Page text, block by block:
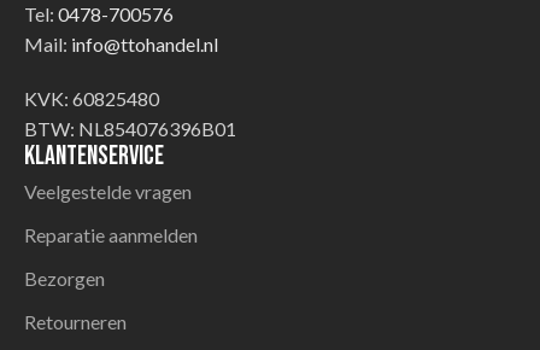
Tel: 0478-700576
Mail: info@ttohandel.nl
KVK: 60825480
BTW: NL854076396B01
Klantenservice
Veelgestelde vragen
Reparatie aanmelden
Bezorgen
Retourneren